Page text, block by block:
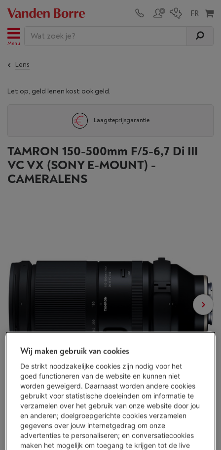
Menu
Lens
Let op, geld lenen kost ook geld.
Laagsteprijsgarantie
TAMRON 150-500mm F/5-6,7 Di III
VC VX (SONY E-MOUNT) -
CAMERALENS
Wij maken gebruik van cookies
De strikt noodzakelijke cookies zijn nodig voor het
goed functioneren van de website en kunnen niet
worden geweigerd. Daarnaast worden andere cookies
gebruikt voor statistische doeleinden om informatie te
verzamelen over het gebruik van onze website door jou
en anderen; doelgroepgerichte cookies verzamelen
gegevens over jouw internetgedrag om onze
advertenties te personaliseren; en conversatiecookies
maken het mogelijk om toegang te krijgen tot de live